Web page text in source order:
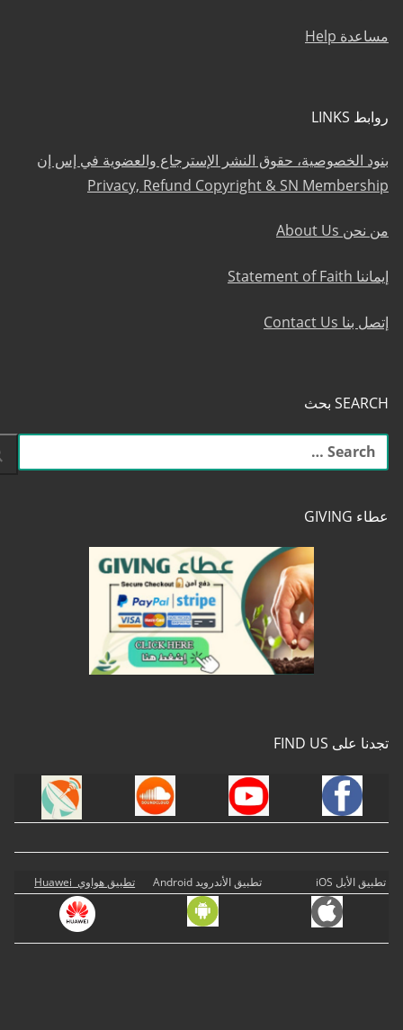
مساعدة Help
روابط LINKS
بنود الخصوصية، حقوق النشر الإسترجاع والعضوية في إس إن
Privacy, Refund Copyright & SN Membership
من نحن About Us
إيماننا Statement of Faith
إتصل بنا Contact Us
SEARCH بحث
البحث
عن:
عطاء GIVING
تجدنا على FIND US
تطبيق الأبل iOS تطبيق الأندرويد Android تطبيق هواوي Huawei